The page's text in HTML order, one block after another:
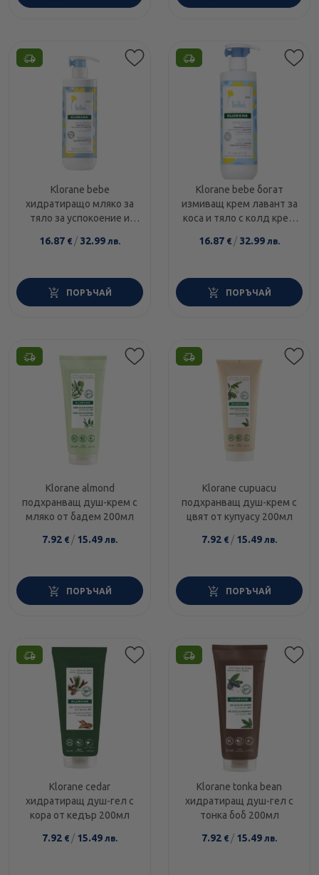
Klorane bebe
хидратиращо мляко за
тяло за успокоение и
невен 500мл
16.87 € / 32.99 лв.
ПОРЪЧАЙ
Klorane bebe богат
измиващ крем лавант за
коса и тяло с колд крем
16.87 € / 32.99 лв.
ПОРЪЧАЙ
Klorane almond
подхранващ душ-крем с
мляко от бадем 200мл
7.92 € / 15.49 лв.
ПОРЪЧАЙ
Klorane cupuacu
подхранващ душ-крем с
цвят от купуасу 200мл
7.92 € / 15.49 лв.
ПОРЪЧАЙ
Klorane cedar
хидратиращ душ-гел с
кора от кедър 200мл
7.92 € / 15.49 лв.
Klorane tonka bean
хидратиращ душ-гел с
тонка боб 200мл
7.92 € / 15.49 лв.